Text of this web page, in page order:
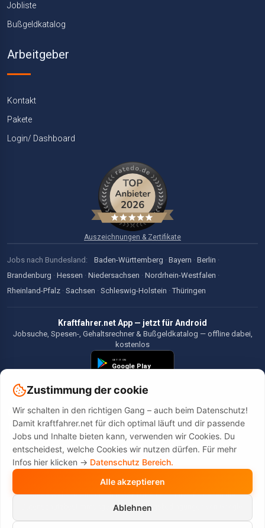
Jobliste
Bußgeldkatalog
Arbeitgeber
Kontakt
Pakete
Login/ Dashboard
Auszeichnungen & Zertifikate
Jobs nach Bundesland: Baden-Württemberg · Bayern · Berlin ·
Brandenburg · Hessen · Niedersachsen · Nordrhein-Westfalen ·
Rheinland-Pfalz · Sachsen · Schleswig-Holstein · Thüringen
Kraftfahrer.net App — jetzt für Android
Jobsuche, Spesen-, Gehaltsrechner & Bußgeldkatalog — offline dabei,
kostenlos
©2026 Kraftfahrer.net. Alle Rechte vorbehalten.
Diese Website wird durch reCAPTCHA geschützt. Es gelten die
undNutzungsbedingungen
Zustimmung der cookie
Wir schalten in den richtigen Gang – auch beim Datenschutz!
Damit kraftfahrer.net für dich optimal läuft und dir passende
Jobs und Inhalte bieten kann, verwenden wir Cookies. Du
entscheidest, welche Cookies wir nutzen dürfen. Für mehr
Infos hier klicken -> Datenschutz Bereich.
Alle akzeptieren
Ablehnen